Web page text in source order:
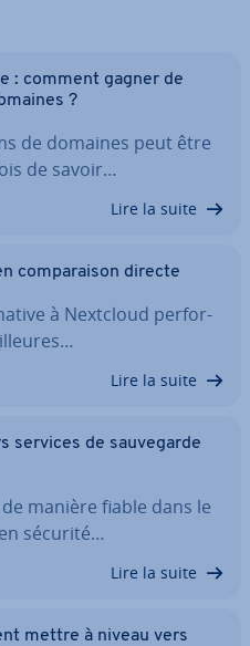
: comment gagner de
?
de domaines peut être
de savoir…
Lire la suite
com­pa­rai­son directe
à Nextcloud per­for­
Lire la suite
services de sau­ve­garde
manière fiable dans le
sécurité…
Lire la suite
mettre à niveau vers